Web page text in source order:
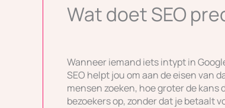
Wat doet SEO
Wanneer iemand iets intypt in
SEO helpt jou om aan de eisen van
mensen zoeken, hoe groter de
bezoekers op, zonder dat je betaalt